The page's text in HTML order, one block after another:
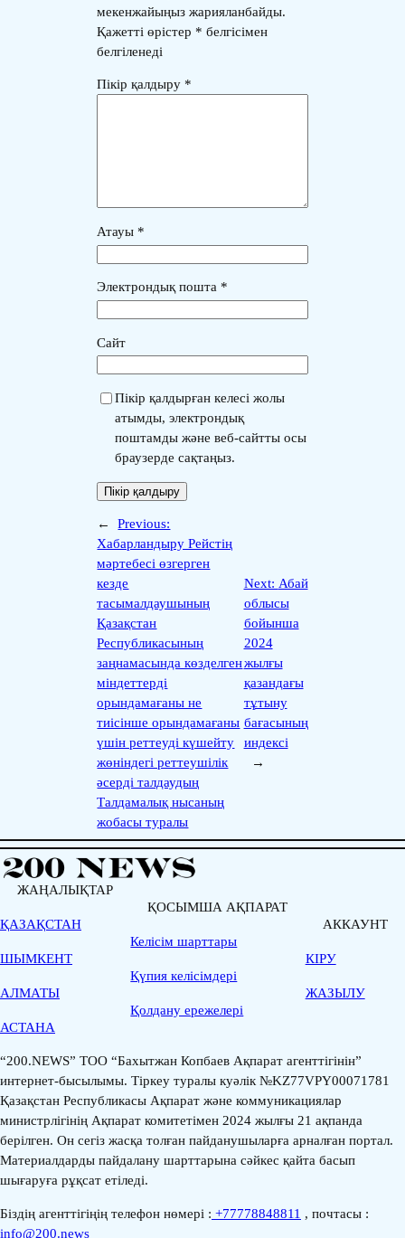
мекенжайыңыз жарияланбайды.
Қажетті өрістер * белгісімен
белгіленеді
Пікір қалдыру *
Атауы *
Электрондық пошта *
Сайт
Пікір қалдырған келесі жолы
атымды, электрондық
поштамды және веб-сайтты осы
браузерде сақтаңыз.
←
Previous:
Хабарландыру Рейстің
мәртебесі өзгерген
кезде
тасымалдаушының
Қазақстан
Республикасының
заңнамасында көзделген
міндеттерді
орындамағаны не
тиісінше орындамағаны
үшін реттеуді күшейту
жөніндегі реттеушілік
әсерді талдаудың
Талдамалық нысаның
жобасы туралы
Next: Абай
облысы
бойынша
2024
жылғы
қазандағы
тұтыну
бағасының
индексі
→
ЖАҢАЛЫҚТАР
ҚАЗАҚСТАН
ШЫМКЕНТ
АЛМАТЫ
АСТАНА
ҚОСЫМША АҚПАРАТ
Келісім шарттары
Қүпия келісімдері
Қолдану ережелері
АККАУНТ
КІРУ
ЖАЗЫЛУ
“200.NEWS” ТОО “Бахытжан Копбаев Ақпарат агенттігінін”
интернет-бысылымы. Тіркеу туралы куәлік №KZ77VPY00071781
Қазақстан Республикасы Ақпарат және коммуникациялар
министрлігінің Ақпарат комитетімен 2024 жылғы 21 ақпанда
берілген. Он сегіз жасқа толған пайданушыларға арналған портал.
Материалдарды пайдалану шарттарына сәйкес қайта басып
шығаруға рұқсат етіледі.
Біздің агенттігіңің телефон нөмері : +77778848811 , почтасы :
info@200.news